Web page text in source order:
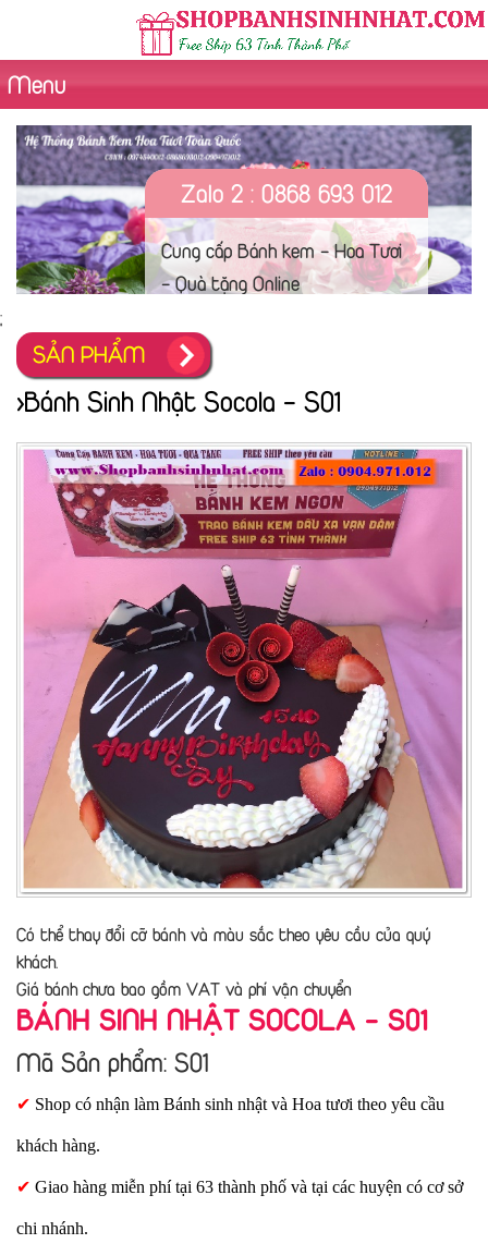
Menu
Zalo 2 : 0868 693 012
Cung cấp Bánh kem - Hoa Tươi
- Quà tặng Online
;
SẢN PHẨM
>Bánh Sinh Nhật Socola - S01
Có thể thay đổi cỡ bánh và màu sắc theo yêu cầu của quý
khách.
Giá bánh chưa bao gồm VAT và phí vận chuyển
BÁNH SINH NHẬT SOCOLA - S01
Mã Sản phẩm: S01
✔ Shop có nhận làm Bánh sinh nhật và Hoa tươi theo yêu cầu
khách hàng.
✔ Giao hàng miễn phí tại 63 thành phố và tại các huyện có cơ sở
chi nhánh.